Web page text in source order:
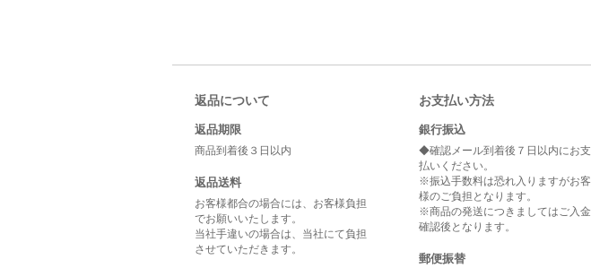
返品について
返品期限
商品到着後３日以内
返品送料
お客様都合の場合には、お客様負担
でお願いいたします。
当社手違いの場合は、当社にて負担
させていただきます。
お支払い方法
銀行振込
◆確認メール到着後７日以内にお支
払いください。
※振込手数料は恐れ入りますがお客
様のご負担となります。
※商品の発送につきましてはご入金
確認後となります。
郵便振替